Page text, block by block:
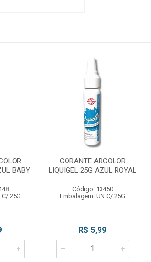
BABY
25G
CORANTE ARCOLOR
LIQUIGEL 25G AZUL ROYAL
Código: 13450
Embalagem: UN C/ 25G
R$ 5,99